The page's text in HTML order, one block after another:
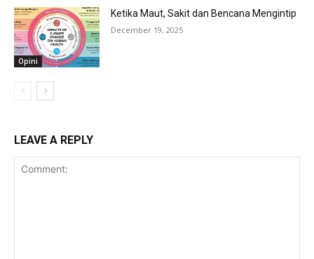
Opini
Ketika Maut, Sakit dan Bencana Mengintip
December 19, 2025
LEAVE A REPLY